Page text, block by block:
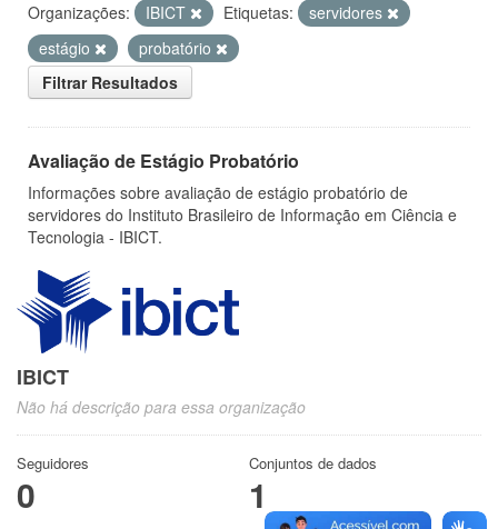
Organizações: IBICT Etiquetas:
servidores
estágio
probatório
Filtrar Resultados
Avaliação de Estágio Probatório
Informações sobre avaliação de estágio probatório de
servidores do Instituto Brasileiro de Informação em Ciência e
Tecnologia - IBICT.
IBICT
Não há descrição para essa organização
Seguidores
0
Conjuntos de dados
1